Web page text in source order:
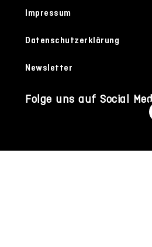
Impressum
Datenschutzerklärung
Newsletter
Folge uns auf Social